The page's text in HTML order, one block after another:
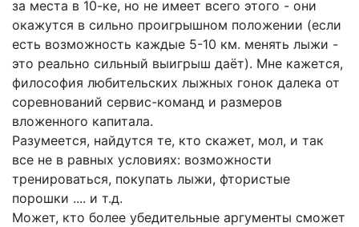
за места в 10-ке, но не имеет всего этого - они
окажутся в сильно проигрышном положении (если
есть возможность каждые 5-10 км. менять лыжи -
это реально сильный выигрыш даёт). Мне кажется,
философия любительских лыжных гонок далека от
соревнований сервис-команд и размеров
вложенного капитала.
Разумеется, найдутся те, кто скажет, мол, и так
все не в равных условиях: возможности
тренироваться, покупать лыжи, фтористые
порошки .... и т.д.
Может, кто более убедительные аргументы сможет